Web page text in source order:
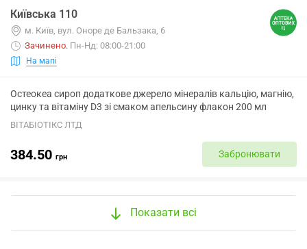
Київська 110
м. Київ, вул. Оноре де Бальзака, 6
Зачинено. Пн-Нд: 08:00-21:00
На мапі
Остеокеа сироп додаткове джерело мінералів кальцію, магнію,
цинку та вітаміну D3 зі смаком апельсину флакон 200 мл
ВІТАБІОТІКС ЛТД
384.50 грн Забронювати
Показати всі